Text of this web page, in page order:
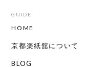
GUIDE
HOME
京都楽紙舘について
BLOG